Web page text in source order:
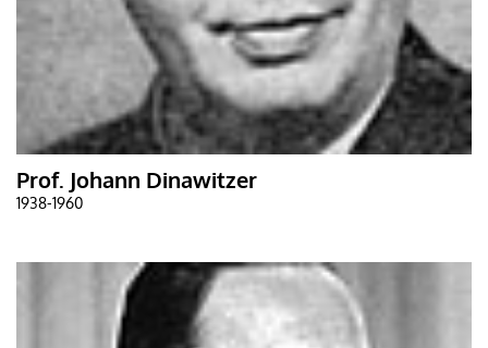
Prof. Johann Dinawitzer
1938-1960